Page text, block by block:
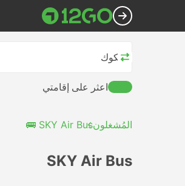
بانكوك
اعثر على إقامتي
المُشغلونSKY Air Bus 🚌
SKY Air Bus